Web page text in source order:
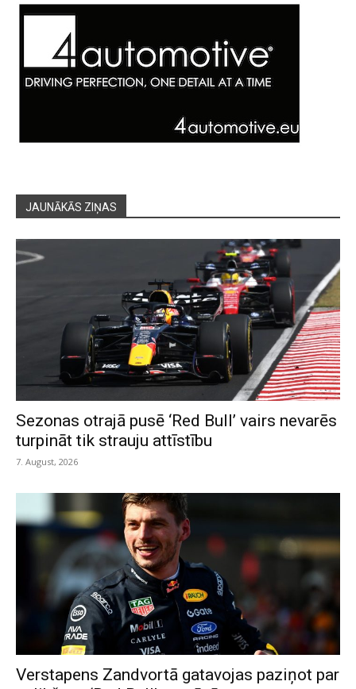
JAUNĀKĀS ZIŅAS
Sezonas otrajā pusē ‘Red Bull’ vairs nevarēs
turpināt tik strauju attīstību
7. August, 2026
Verstapens Zandvortā gatavojas paziņot par